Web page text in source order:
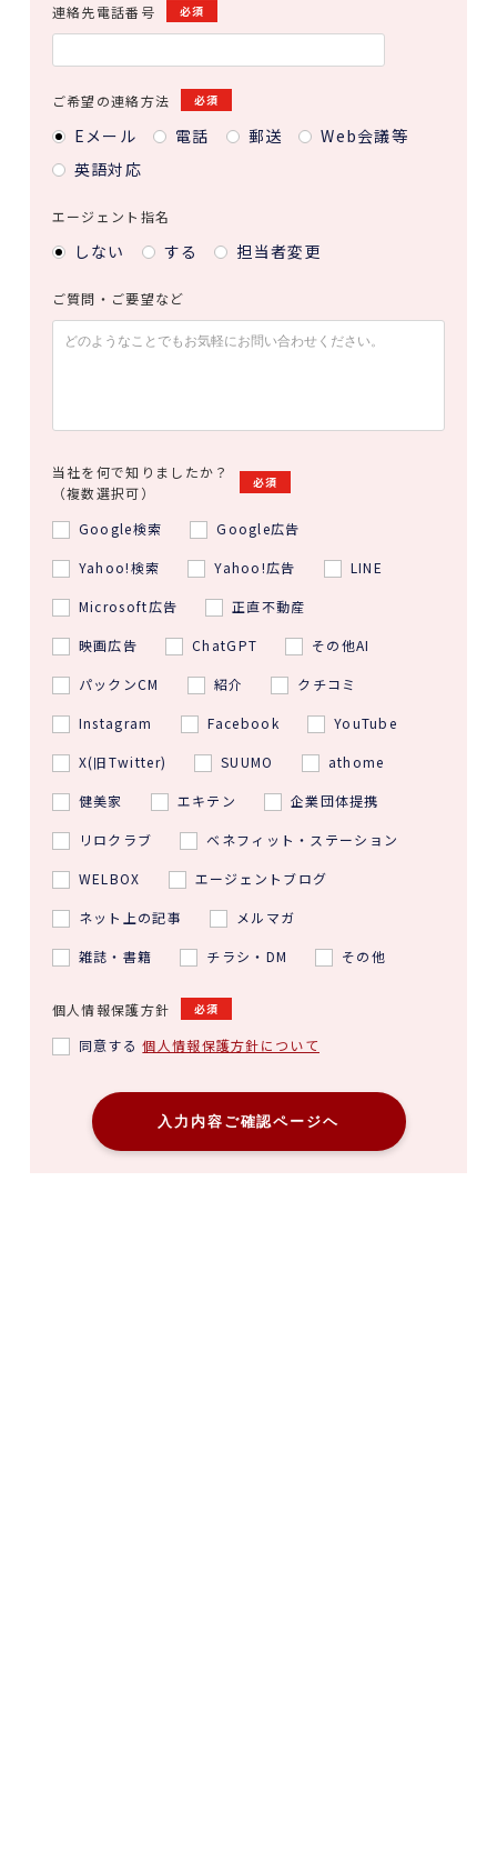
連絡先電話番号 必須
ご希望の連絡方法 必須
Eメール 電話 郵送
Web会議等
英語対応
エージェント指名
しない する 担当者変更
ご質問・ご要望など
当社を何で知りましたか？
（複数選択可）
必須
Google検索 Google広告
Yahoo!検索 Yahoo!広告 LINE
Microsoft広告 正直不動産
映画広告 ChatGPT その他AI
パックンCM 紹介 クチコミ
Instagram Facebook YouTube
X(旧Twitter) SUUMO athome
健美家 エキテン 企業団体提携
リロクラブ ベネフィット・ステーション
WELBOX エージェントブログ
ネット上の記事 メルマガ
雑誌・書籍 チラシ・DM その他
個人情報保護方針 必須
同意する 個人情報保護方針について